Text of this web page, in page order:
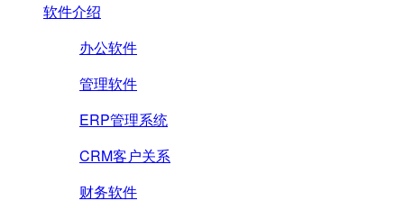
软件介绍
办公软件
管理软件
ERP管理系统
CRM客户关系
财务软件